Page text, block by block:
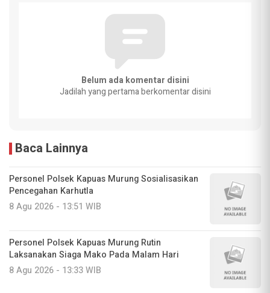
Belum ada komentar disini
Jadilah yang pertama berkomentar disini
Baca Lainnya
Personel Polsek Kapuas Murung Sosialisasikan
Pencegahan Karhutla
8 Agu 2026 - 13:51 WIB
Personel Polsek Kapuas Murung Rutin
Laksanakan Siaga Mako Pada Malam Hari
8 Agu 2026 - 13:33 WIB